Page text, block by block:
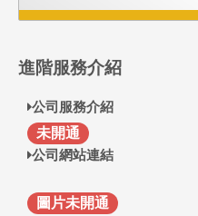
進階服務介紹
公司服務介紹
未開通
公司網站連結
圖片未開通